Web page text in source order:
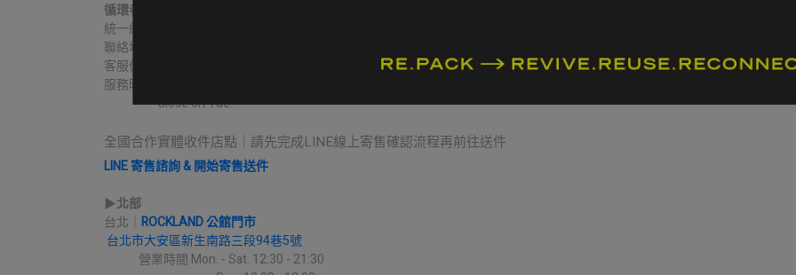
循環者商行
統一編號｜60806271
聯絡地址｜台中市北區益華街74號
客服信箱｜contact@re-pack.co
服務時間｜Mon. - Fri 14:00 - 19:00
Close on Tue.
全國合作實體收件店點｜請先完成LINE線上寄售確認流程再前往送件
LINE 寄售諮詢 & 開始寄售送件
▶︎北部
台北｜ ROCKLAND 公館門市
台北市大安區新生南路三段94巷5號
營業時間 Mon. - Sat. 12:30 - 21:30